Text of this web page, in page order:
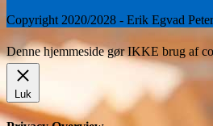
Copyright 2020/2028 - Erik Egvad
Denne hjemmeside gør IKKE brug af
Luk